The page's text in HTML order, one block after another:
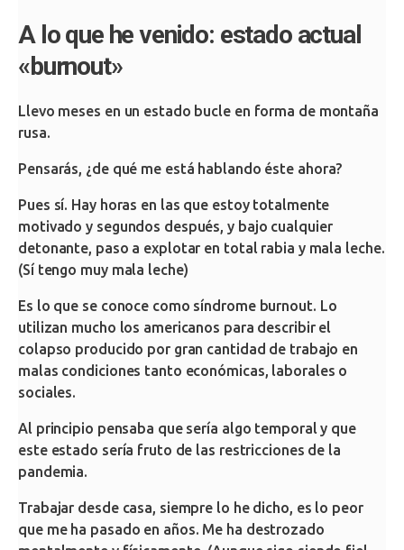
A lo que he venido: estado actual
«burnout»
Llevo meses en un estado bucle en forma de montaña
rusa.
Pensarás, ¿de qué me está hablando éste ahora?
Pues sí. Hay horas en las que estoy totalmente
motivado y segundos después, y bajo cualquier
detonante, paso a explotar en total rabia y mala leche.
(Sí tengo muy mala leche)
Es lo que se conoce como síndrome burnout. Lo
utilizan mucho los americanos para describir el
colapso producido por gran cantidad de trabajo en
malas condiciones tanto económicas, laborales o
sociales.
Al principio pensaba que sería algo temporal y que
este estado sería fruto de las restricciones de la
pandemia.
Trabajar desde casa, siempre lo he dicho, es lo peor
que me ha pasado en años. Me ha destrozado